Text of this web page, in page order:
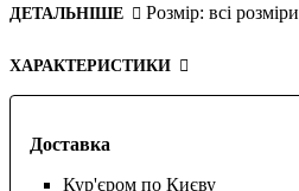
Доставка
Кур'єром по Києву
ДЕТАЛЬНІШЕ
Розмір: всі розміри
ХАРАКТЕРИСТИКИ